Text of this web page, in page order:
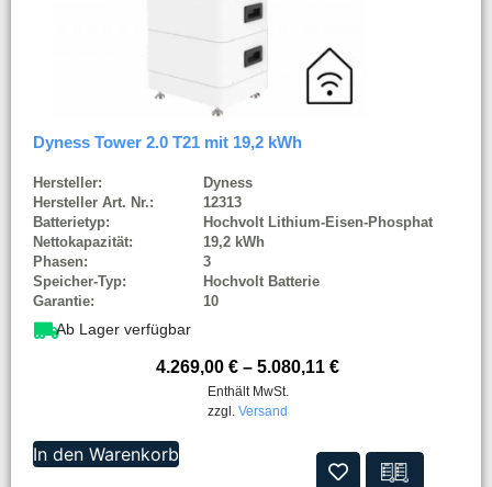
Dyness Tower 2.0 T21 mit 19,2 kWh
Hersteller:
Dyness
Hersteller Art. Nr.:
12313
Batterietyp:
Hochvolt Lithium-Eisen-Phosphat
Nettokapazität:
19,2 kWh
Phasen:
3
Speicher-Typ:
Hochvolt Batterie
Garantie:
10
Ab Lager verfügbar
4.269,00 € – 5.080,11 €
Enthält MwSt.
zzgl. Versand
In den Warenkorb